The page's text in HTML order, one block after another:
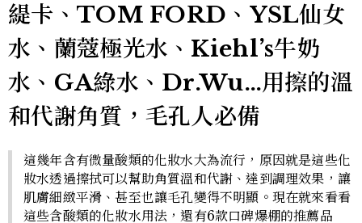
緹卡、TOM FORD、YSL仙女
水、蘭蔻極光水、Kiehl’s牛奶
水、GA綠水、Dr.Wu…用擦的溫
和代謝角質，毛孔人必備
這幾年含有微量酸類的化妝水大為流行，原因就是這些化
妝水透過擦拭可以幫助角質溫和代謝、達到調理效果，讓
肌膚細緻平滑、甚至也讓毛孔變得不明顯。現在就來看看
這些含酸類的化妝水用法，還有6款口碑爆棚的推薦品